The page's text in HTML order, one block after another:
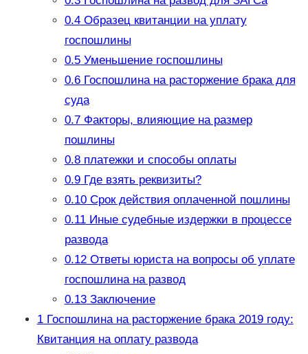
0.4Образец квитанции на уплату
госпошлины
0.5Уменьшение госпошлины
0.6Госпошлина на расторжение брака для
суда
0.7Факторы, влияющие на размер
пошлины
0.8платежки и способы оплаты
0.9Где взять реквизиты?
0.10Срок действия оплаченной пошлины
0.11Иные судебные издержки в процессе
развода
0.12Ответы юриста на вопросы об уплате
госпошлина на развод
0.13Заключение
1Госпошлина на расторжение брака 2019 году:
Квитанция на оплату развода